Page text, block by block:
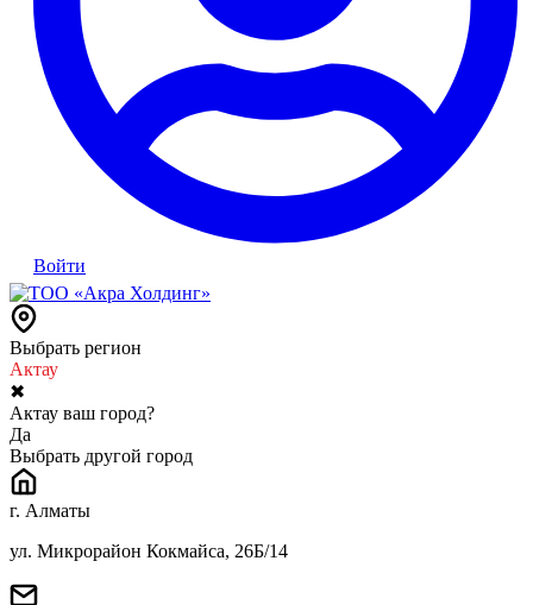
Войти
Выбрать регион
Актау
✖
Актау ваш город?
Да
Выбрать другой город
г. Алматы
ул. Микрорайон Кокмайса, 26Б/14